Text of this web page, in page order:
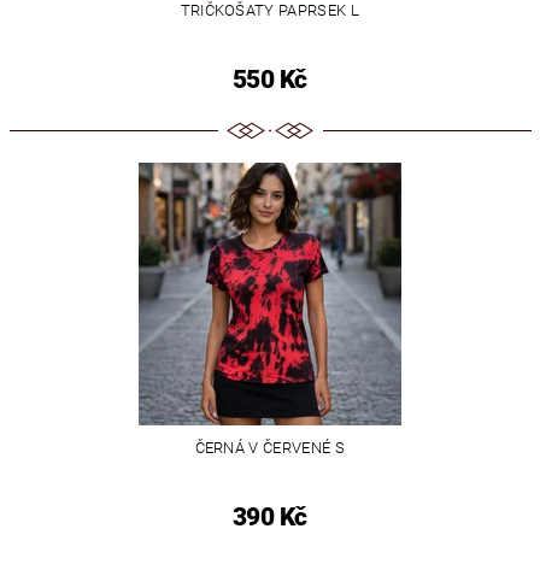
TRIČKOŠATY PAPRSEK L
550 Kč
ČERNÁ V ČERVENÉ S
390 Kč